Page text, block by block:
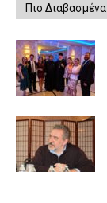
Πιο Διαβασμένα